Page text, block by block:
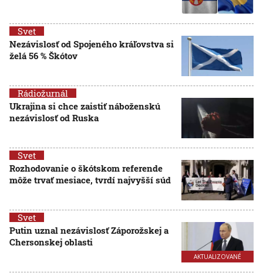
Svet
Nezávislosť od Spojeného kráľovstva si
želá 56 % Škótov
Rádiožurnál
Ukrajina si chce zaistiť náboženskú
nezávislosť od Ruska
Svet
Rozhodovanie o škótskom referende
môže trvať mesiace, tvrdí najvyšší súd
AKTUALIZOVANÉ
Svet
Putin uznal nezávislosť Záporožskej a
Chersonskej oblasti